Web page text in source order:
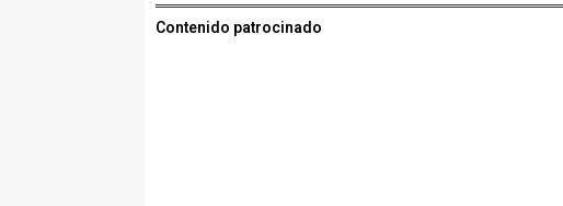
Contenido patrocinado